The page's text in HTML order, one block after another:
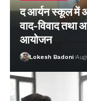
द आर्यन स्कूल में
वाद-विवाद तथा
आयोजन
Lokesh Badoni